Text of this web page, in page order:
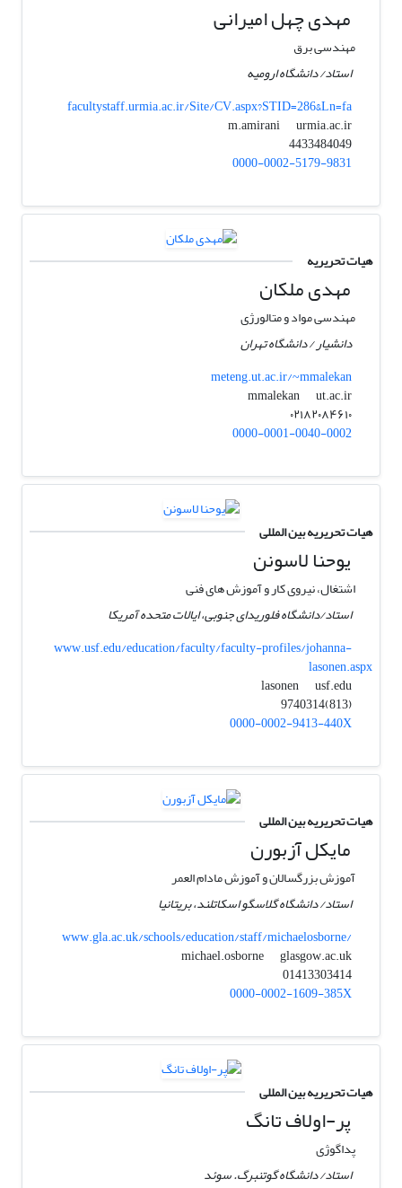
مهدی چهل امیرانی
مهندسی برق
استاد/ دانشگاه ارومیه
facultystaff.urmia.ac.ir/Site/CV.aspx?STID=286&Ln=fa
m.amirani
urmia.ac.ir
4433484049
0000-0002-5179-9831
هیات تحریریه
مهدی ملکان
مهندسی مواد و متالورژی
دانشیار / دانشگاه تهران
meteng.ut.ac.ir/~mmalekan
mmalekan
ut.ac.ir
۰۲۱۸۲۰۸۴۶۱۰
0000-0001-0040-0002
هیات تحریریه بین المللی
یوحنا لاسونن
اشتغال، نیروی کار و آموزش های فنی
استاد/دانشگاه فلوریدای جنوبی، ایالات متحده آمریکا
www.usf.edu/education/faculty/faculty-profiles/johanna-
lasonen.aspx
lasonen
usf.edu
(813)9740314
0000-0002-9413-440X
هیات تحریریه بین المللی
مایکل آزبورن
آموزش بزرگسالان و آموزش مادام العمر
استاد/ دانشگاه گلاسگو اسکاتلند، بریتانیا
www.gla.ac.uk/schools/education/staff/michaelosborne/
michael.osborne
glasgow.ac.uk
01413303414
0000-0002-1609-385X
هیات تحریریه بین المللی
پر-اولاف تانگ
پداگوژی
استاد/ دانشگاه گوتنبرگ. سوئد